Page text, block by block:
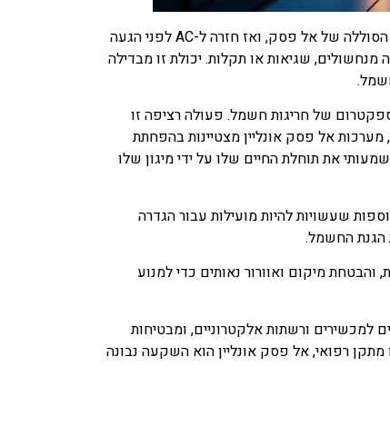
מערכות אל פסק אונליין נועדו להציע אספקת חשמל ללא הפסקה על ידי המרה מתמדת של מתח AC נכנס ל-DC כדי לטעון את הסוללה של אל פסק, ואז חזרה ל-AC לפני הגעה
שגיאות או תקלות. יכולת זו מבדילה
של חריגות חשמל. פעולה רציפה זו
אל פסק אונליין מצטיינות בהפחתת
את תוחלת החיים שלו על ידי מיגון שלו
שעשויות להיות מועילות עבור הגדרה
הגנת החשמל.
מיקום ואוורור נאותים כדי למנוע
למכשירים ורשתות אלקטרוניים, ומבטיחות
רפואי, אל פסק אונליין הוא השקעה נבונה